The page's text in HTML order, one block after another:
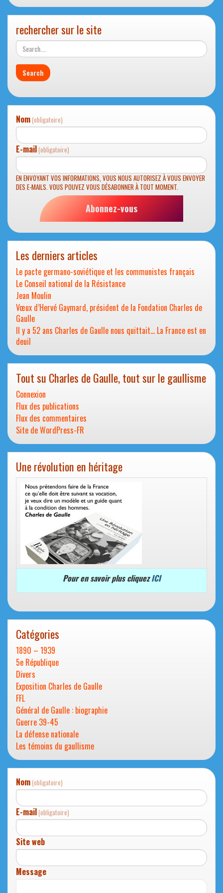
rechercher sur le site
Nom(obligatoire)
E-mail(obligatoire)
EN ENVOYANT VOS INFORMATIONS, VOUS NOUS AUTORISEZ À VOUS ENVOYER
DES E-MAILS. VOUS POUVEZ VOUS DÉSABONNER À TOUT MOMENT.
Abonnez-vous
Les derniers articles
Le pacte germano-soviétique et les communistes français
Le Conseil national de la Résistance
Jean Moulin
Vœux d’Hervé Gaymard, président de la Fondation Charles de
Gaulle
Il y a 52 ans Charles de Gaulle nous quittait… La France est en
deuil
Tout su Charles de Gaulle, tout sur le gaullisme
Connexion
Flux des publications
Flux des commentaires
Site de WordPress-FR
Une révolution en héritage
Pour en savoir plus cliquezICI
Catégories
1890 – 1939
5e République
Divers
Exposition Charles de Gaulle
FFL
Général de Gaulle : biographie
Guerre 39-45
La défense nationale
Les témoins du gaullisme
Nom(obligatoire)
E-mail(obligatoire)
Site web
Message